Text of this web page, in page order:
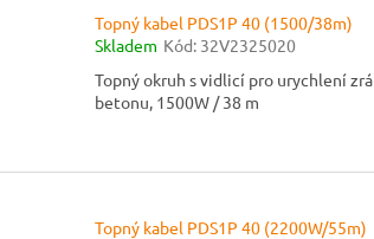
Topný kabel PDS1P 40 (1500/38m)
Skladem Kód: 32V2325020
Topný okruh s vidlicí pro urychlení
betonu, 1500W / 38 m
Topný kabel PDS1P 40 (2200W/55m)